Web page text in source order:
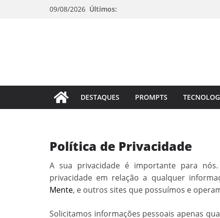
09/08/2026 Últimos:
DESTAQUES PROMPTS
Política de Privacidade
A sua privacidade é importante para
privacidade em relação a qualquer
Mente, e outros sites que possuímos e
Solicitamos informações pessoais apenas